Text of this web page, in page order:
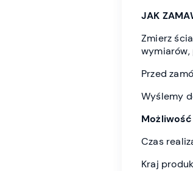
JAK
Zmierz
wymiarów,
Przed
Wyślemy
Czas
Kraj